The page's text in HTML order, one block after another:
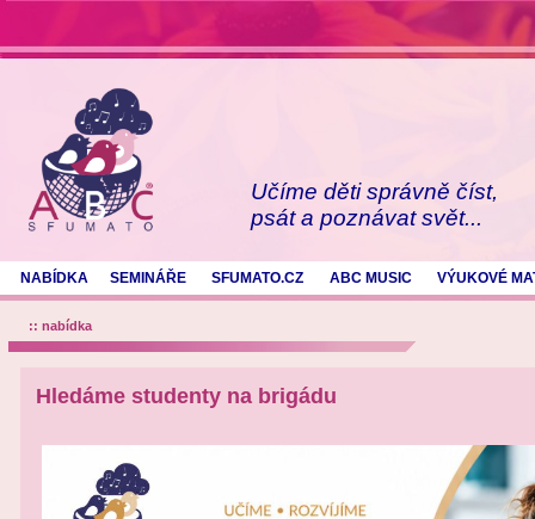
Učíme děti správně číst,
psát a poznávat svět...
NABÍDKA SEMINÁŘE SFUMATO.CZ ABC MUSIC VÝUKOVÉ
:: nabídka
Hledáme studenty na brigádu